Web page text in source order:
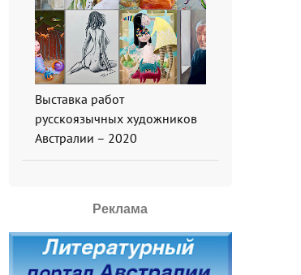
Выставка работ
русскоязычных художников
Австралии – 2020
Реклама